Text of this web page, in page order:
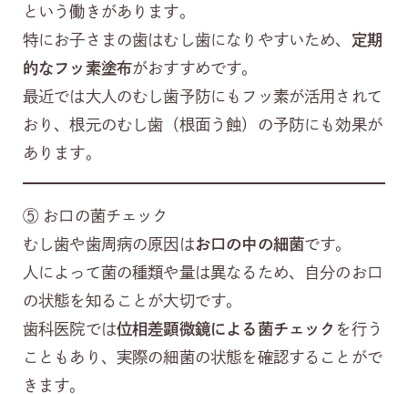
という働きがあります。
特にお子さまの歯はむし歯になりやすいため、 定期
的なフッ素塗布がおすすめです。
最近では大人のむし歯予防にもフッ素が活用されて
おり、根元のむし歯（根面う蝕）の予防にも効果が
あります。
⑤ お口の菌チェック
むし歯や歯周病の原因はお口の中の細菌です。
人によって菌の種類や量は異なるため、自分のお口
の状態を知ることが大切です。
歯科医院では位相差顕微鏡による菌チェック を行う
こともあり、実際の細菌の状態を確認することがで
きます。